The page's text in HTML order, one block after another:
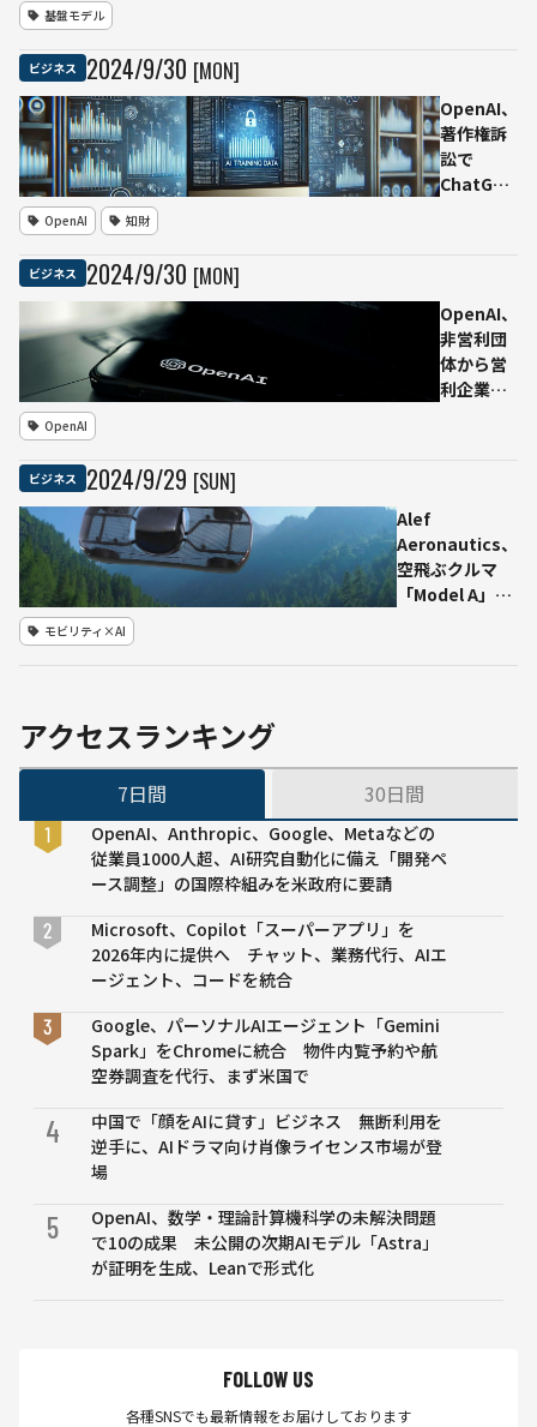
を実
現
AIが新
ボイス
インタ
ーフェ
基盤モデル
ビジネス 2024/9/30 [MON]
OpenAI、
著作権訴
訟で
ChatGPT
厳重警備
の中でデ
ータ精査
が許可
OpenAI 知財
ビジネス 2024/9/30 [MON]
OpenAI、
非営利団
体から営
利企業へ
式取得を
交渉中
OpenAI
ビジネス 2024/9/29 [SUN]
Alef
Aeronautics、
空飛ぶクルマ
「Model A」の
モビリティ×AI
アクセスランキング
7日間 30日間
OpenAI、Anthropic、Google、Metaなどの
従業員1000人超、AI研究自動化に備え「開発ペ
ース調整」の国際枠組みを米政府に要請
Microsoft、Copilot「スーパーアプリ」を
2026年内に提供へ チャット、業務代行、AIエ
ージェント、コードを統合
Google、パーソナルAIエージェント「Gemini
Spark」をChromeに統合 物件内覧予約や航
空券調査を代行、まず米国で
4
中国で「顔をAIに貸す」ビジネス 無断利用を
逆手に、AIドラマ向け肖像ライセンス市場が登
場
5
OpenAI、数学・理論計算機科学の未解決問題
で10の成果 未公開の次期AIモデル「Astra」
が証明を生成、Leanで形式化
FOLLOW US
各種SNSでも最新情報をお届けしております